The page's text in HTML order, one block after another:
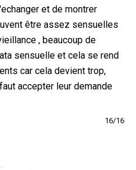
et de montrer
être assez sensuelles
, beaucoup de
sensuelle et cela se rend
car cela devient trop,
accepter leur demande
16/16